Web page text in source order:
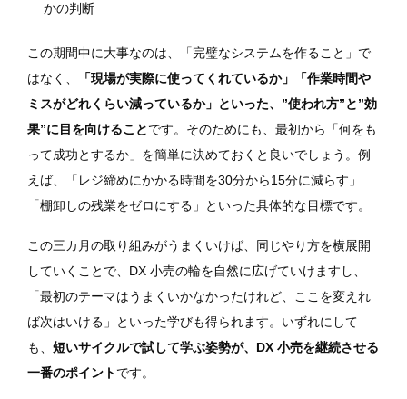
かの判断
この期間中に大事なのは、「完璧なシステムを作ること」で
はなく、
「現場が実際に使ってくれているか」「作業時間や
ミスがどれくらい減っているか」といった、”使われ方”と”効
果”に目を向けることです。そのためにも、最初から「何をも
って成功とするか」を簡単に決めておくと良いでしょう。例
えば、「レジ締めにかかる時間を30分から15分に減らす」
「棚卸しの残業をゼロにする」といった具体的な目標です。
この三カ月の取り組みがうまくいけば、同じやり方を横展開
していくことで、DX 小売の輪を自然に広げていけますし、
「最初のテーマはうまくいかなかったけれど、ここを変えれ
ば次はいける」といった学びも得られます。いずれにして
も、 短いサイクルで試して学ぶ姿勢が、DX 小売を継続させる
一番のポイントです。